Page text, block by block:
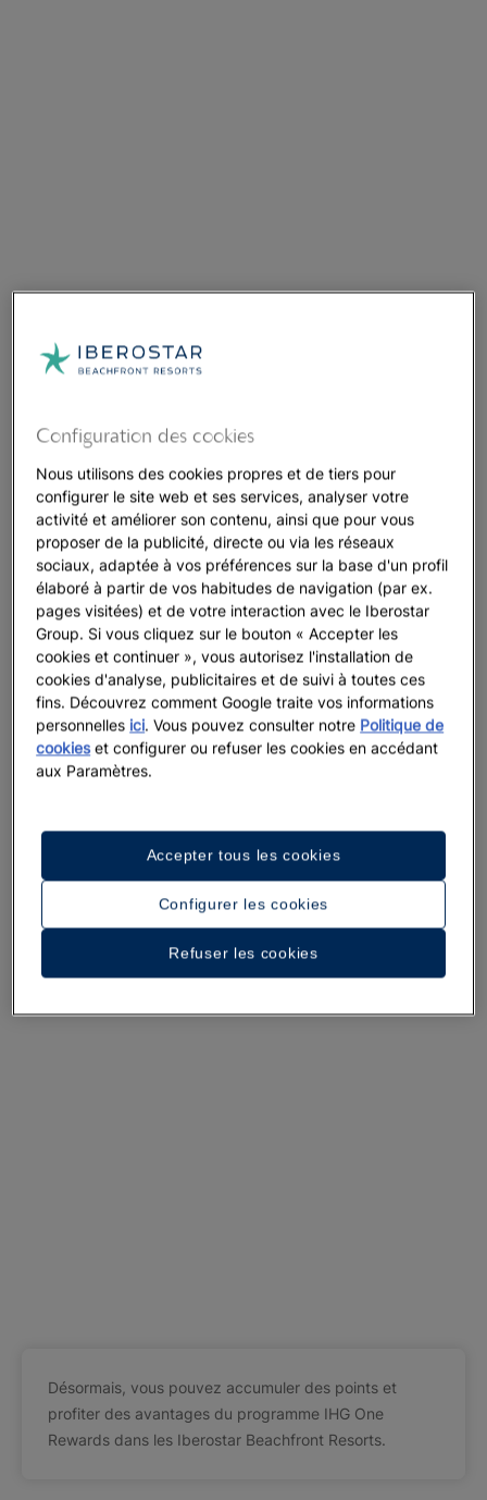
Une promenade dans l’hôtel
Voir 33 photos et vidéos
Désormais, vous pouvez accumuler des points et
profiter des avantages du programme IHG One
Rewards dans les Iberostar Beachfront Resorts.
Configuration des cookies
Nous utilisons des cookies propres et de tiers pour
configurer le site web et ses services, analyser votre
activité et améliorer son contenu, ainsi que pour vous
proposer de la publicité, directe ou via les réseaux
sociaux, adaptée à vos préférences sur la base d'un profil
élaboré à partir de vos habitudes de navigation (par ex.
pages visitées) et de votre interaction avec le Iberostar
Group. Si vous cliquez sur le bouton « Accepter les
cookies et continuer », vous autorisez l'installation de
cookies d'analyse, publicitaires et de suivi à toutes ces
fins. Découvrez comment Google traite vos informations
personnelles ici. Vous pouvez consulter notre Politique de
cookies et configurer ou refuser les cookies en accédant
aux Paramètres.
Configurer les cookies
Refuser les cookies
Accepter tous les cookies